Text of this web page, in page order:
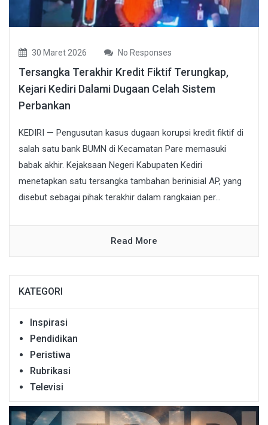
30 Maret 2026 No Responses
Tersangka Terakhir Kredit Fiktif Terungkap,
Kejari Kediri Dalami Dugaan Celah Sistem
Perbankan
KEDIRI — Pengusutan kasus dugaan korupsi kredit fiktif di
salah satu bank BUMN di Kecamatan Pare memasuki
babak akhir. Kejaksaan Negeri Kabupaten Kediri
menetapkan satu tersangka tambahan berinisial AP, yang
disebut sebagai pihak terakhir dalam rangkaian per...
Read More
KATEGORI
Inspirasi
Pendidikan
Peristiwa
Rubrikasi
Televisi